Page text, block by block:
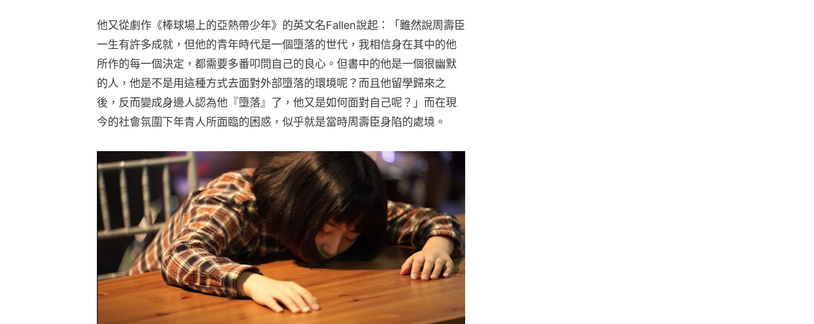
他又從劇作《棒球場上的亞熱帶少年》的英文名Fallen說起：「雖然說周壽臣
一生有許多成就，但他的青年時代是一個墮落的世代，我相信身在其中的他
所作的每一個決定，都需要多番叩問自己的良心。但書中的他是一個很幽默
的人，他是不是用這種方式去面對外部墮落的環境呢？而且他留學歸來之
後，反而變成身邊人認為他『墮落』了，他又是如何面對自己呢？」而在現
今的社會氛圍下年青人所面臨的困惑，似乎就是當時周壽臣身陷的處境。